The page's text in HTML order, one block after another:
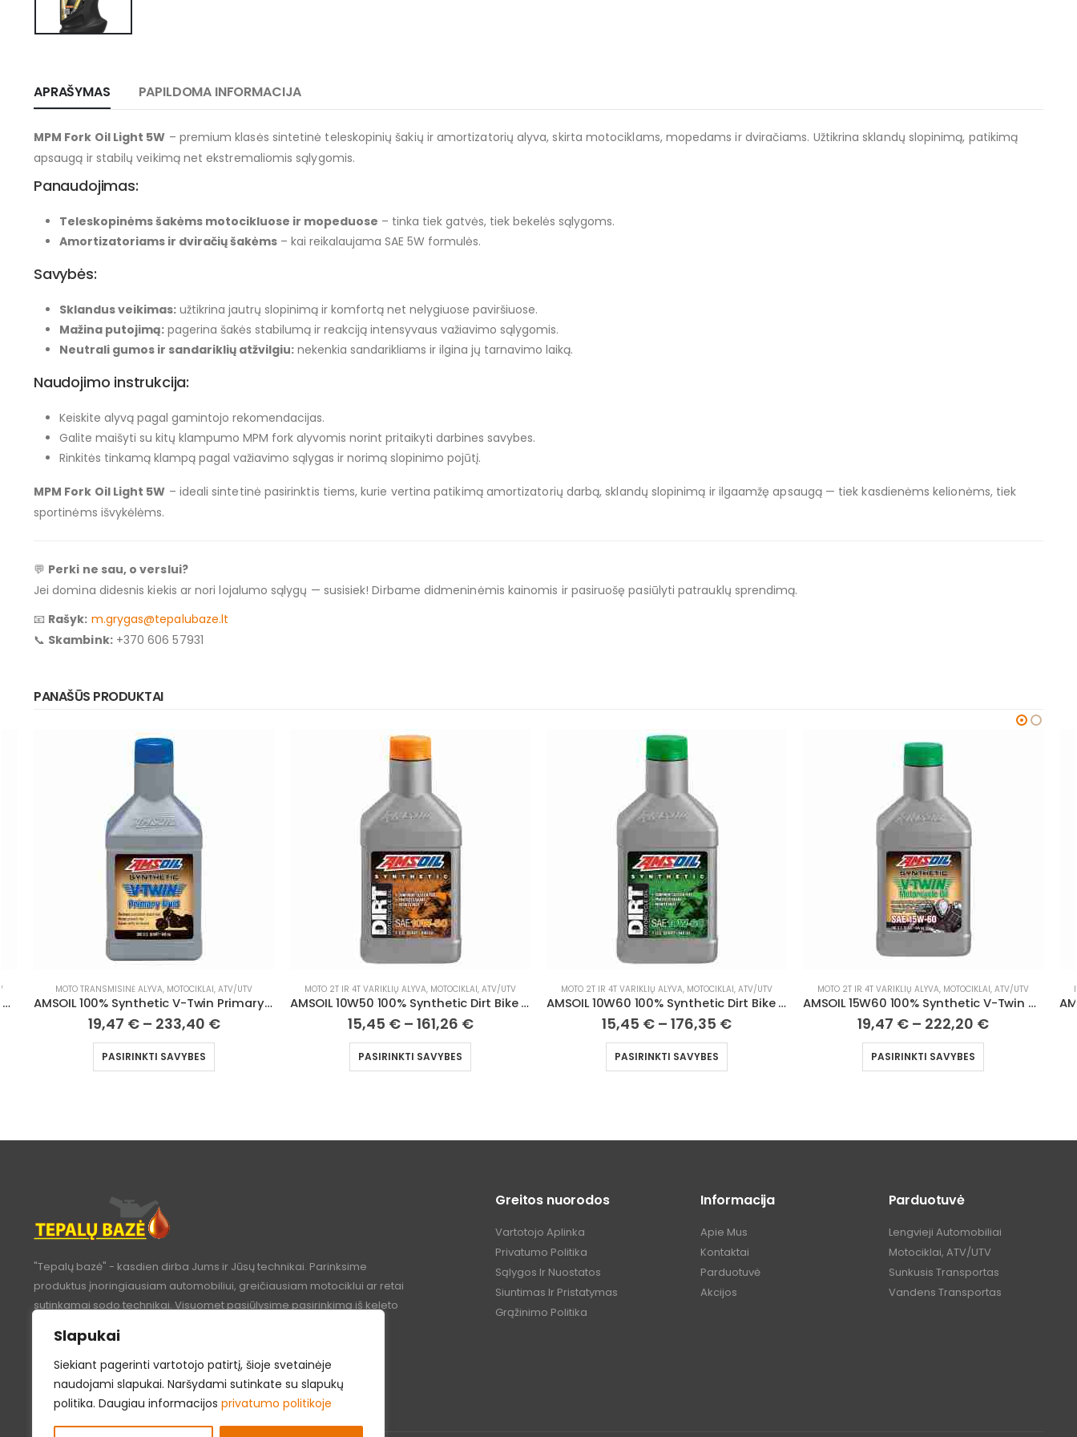
Slapukai
Siekiant pagerinti vartotojo patirtį, šioje svetainėje
naudojami slapukai. Naršydami sutinkate su slapukų
politika. Daugiau informacijos privatumo politikoje
APRAŠYMAS PAPILDOMA INFORMACIJA
MPM Fork Oil Light 5W – premium klasės sintetinė teleskopinių šakių ir amortizatorių alyva, skirta motociklams, mopedams ir dviračiams. Užtikrina sklandų slopinimą, patikimą
apsaugą ir stabilų veikimą net ekstremaliomis sąlygomis.
Panaudojimas:
Teleskopinėms šakėms motocikluose ir mopeduose – tinka tiek gatvės, tiek bekelės sąlygoms.
Amortizatoriams ir dviračių šakėms – kai reikalaujama SAE 5W formulės.
Savybės:
Sklandus veikimas: užtikrina jautrų slopinimą ir komfortą net nelygiuose paviršiuose.
Mažina putojimą: pagerina šakės stabilumą ir reakciją intensyvaus važiavimo sąlygomis.
Neutrali gumos ir sandariklių atžvilgiu: nekenkia sandarikliams ir ilgina jų tarnavimo laiką.
Naudojimo instrukcija:
Keiskite alyvą pagal gamintojo rekomendacijas.
Galite maišyti su kitų klampumo MPM fork alyvomis norint pritaikyti darbines savybes.
Rinkitės tinkamą klampą pagal važiavimo sąlygas ir norimą slopinimo pojūtį.
MPM Fork Oil Light 5W – ideali sintetinė pasirinktis tiems, kurie vertina patikimą amortizatorių darbą, sklandų slopinimą ir ilgaamžę apsaugą — tiek kasdienėms kelionėms, tiek
sportinėms išvykėlėms.
💬 Perki ne sau, o verslui?
Jei domina didesnis kiekis ar nori lojalumo sąlygų — susisiek! Dirbame didmeninėmis kainomis ir pasiruošę pasiūlyti patrauklų sprendimą.
📧 Rašyk: m.grygas@tepalubaze.lt
📞 Skambink:+370 606 57931
PANAŠŪS PRODUKTAI
AMSOIL 100% Synthetic V-Twin Primary Fluid
MOTO 2T IR 4T VARIKLIŲ ALYVA,MOTOCIKLAI, ATV/UTV
AMSOIL 10W50 100% Synthetic Dirt Bike Oil
15,45€–161,26 €
PASIRINKTI SAVYBES
MOTO 2T IR 4T VARIKLIŲ ALYVA, MOTOCIKLAI, ATV/UTV
AMSOIL 10W60 100% Synthetic Dirt Bike Oil
15,45 € – 176,35€
PASIRINKTI SAVYBES
MOTO 2T IR 4T VARIKLIŲ ALYVA, MOTOCIKLAI, ATV/UTV
AMSOIL 15W60 100% Synthetic V-Twin Motorcycle Oil
19,47 € – 222,20 €
PASIRINKTI SAVYBES
MOTO 2T IR 4T VARIKLIŲ ALYVA, MOTOCIKLAI, ATV/UTV
AMSOIL 20W50 100% Synthetic 4T Performance Motorcycle Oil
11,23€ – 128,14€
PASIRINKTI SAVYBES
"Tepalų bazė" - kasdien dirba Jums ir Jūsų technikai. Parinksime
produktus įnoringiausiam automobiliui, greičiausiam motociklui ar retai
sutinkamai sodo technikai. Visuomet pasiūlysime pasirinkimą iš keleto
+370 640 14331
Greitos nuorodos
Vartotojo Aplinka
Privatumo Politika
Sąlygos Ir Nuostatos
Siuntimas Ir Pristatymas
Grąžinimo Politika
Informacija
Apie Mus
Kontaktai
Parduotuvė
Akcijos
Parduotuvė
Lengvieji Automobiliai
Motociklai, ATV/UTV
Sunkusis Transportas
Vandens Transportas